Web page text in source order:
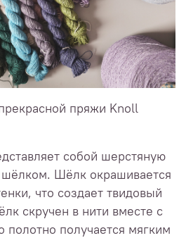
пряжи Knoll
собой шерстяную
шёлком. Шёлк окрашивается
что создает твидовый
скручен в нити вместе с
полотно получается мягким